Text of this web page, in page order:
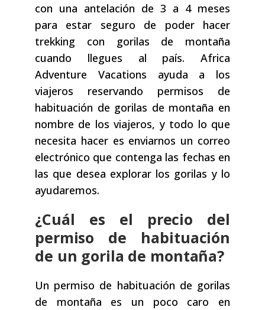
con una antelación de 3 a 4 meses
para estar seguro de poder hacer
trekking con gorilas de montaña
cuando llegues al país. Africa
Adventure Vacations ayuda a los
viajeros reservando permisos de
habituación de gorilas de montaña en
nombre de los viajeros, y todo lo que
necesita hacer es enviarnos un correo
electrónico que contenga las fechas en
las que desea explorar los gorilas y lo
ayudaremos.
¿Cuál es el precio del
permiso de habituación
de un gorila de montaña?
Un permiso de habituación de gorilas
de montaña es un poco caro en